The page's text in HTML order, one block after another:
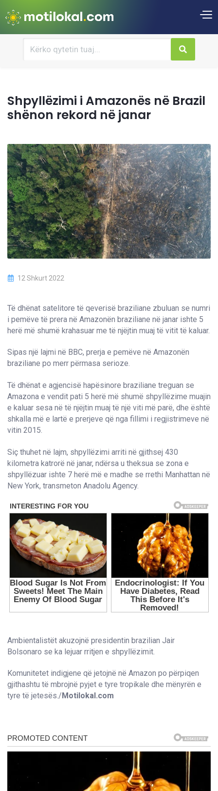
Shpyllëzimi i Amazonës në Brazil
shënon rekord në janar
12 Shkurt 2022
Të dhënat satelitore të qeverisë braziliane zbuluan se numri
i pemëve të prera në Amazonën braziliane në janar ishte 5
herë më shumë krahasuar me të njëjtin muaj të vitit të kaluar.
Sipas një lajmi në BBC, prerja e pemëve në Amazonën
braziliane po merr përmasa serioze.
Të dhënat e agjencisë hapësinore braziliane treguan se
Amazona e vendit pati 5 herë më shumë shpyllëzime muajin
e kaluar sesa në të njëjtin muaj të një viti më parë, dhe është
shkalla më e lartë e prerjeve që nga fillimi i regjistrimeve në
vitin 2015.
Siç thuhet në lajm, shpyllëzimi arriti në gjithsej 430
kilometra katrorë në janar, ndërsa u theksua se zona e
shpyllëzuar ishte 7 herë më e madhe se rrethi Manhattan në
New York, transmeton Anadolu Agency.
Ambientalistët akuzojnë presidentin brazilian Jair
Bolsonaro se ka lejuar rritjen e shpyllëzimit.
Komunitetet indigjene që jetojnë në Amazon po përpiqen
gjithashtu të mbrojnë pyjet e tyre tropikale dhe mënyrën e
tyre të jetesës./ Motilokal.com